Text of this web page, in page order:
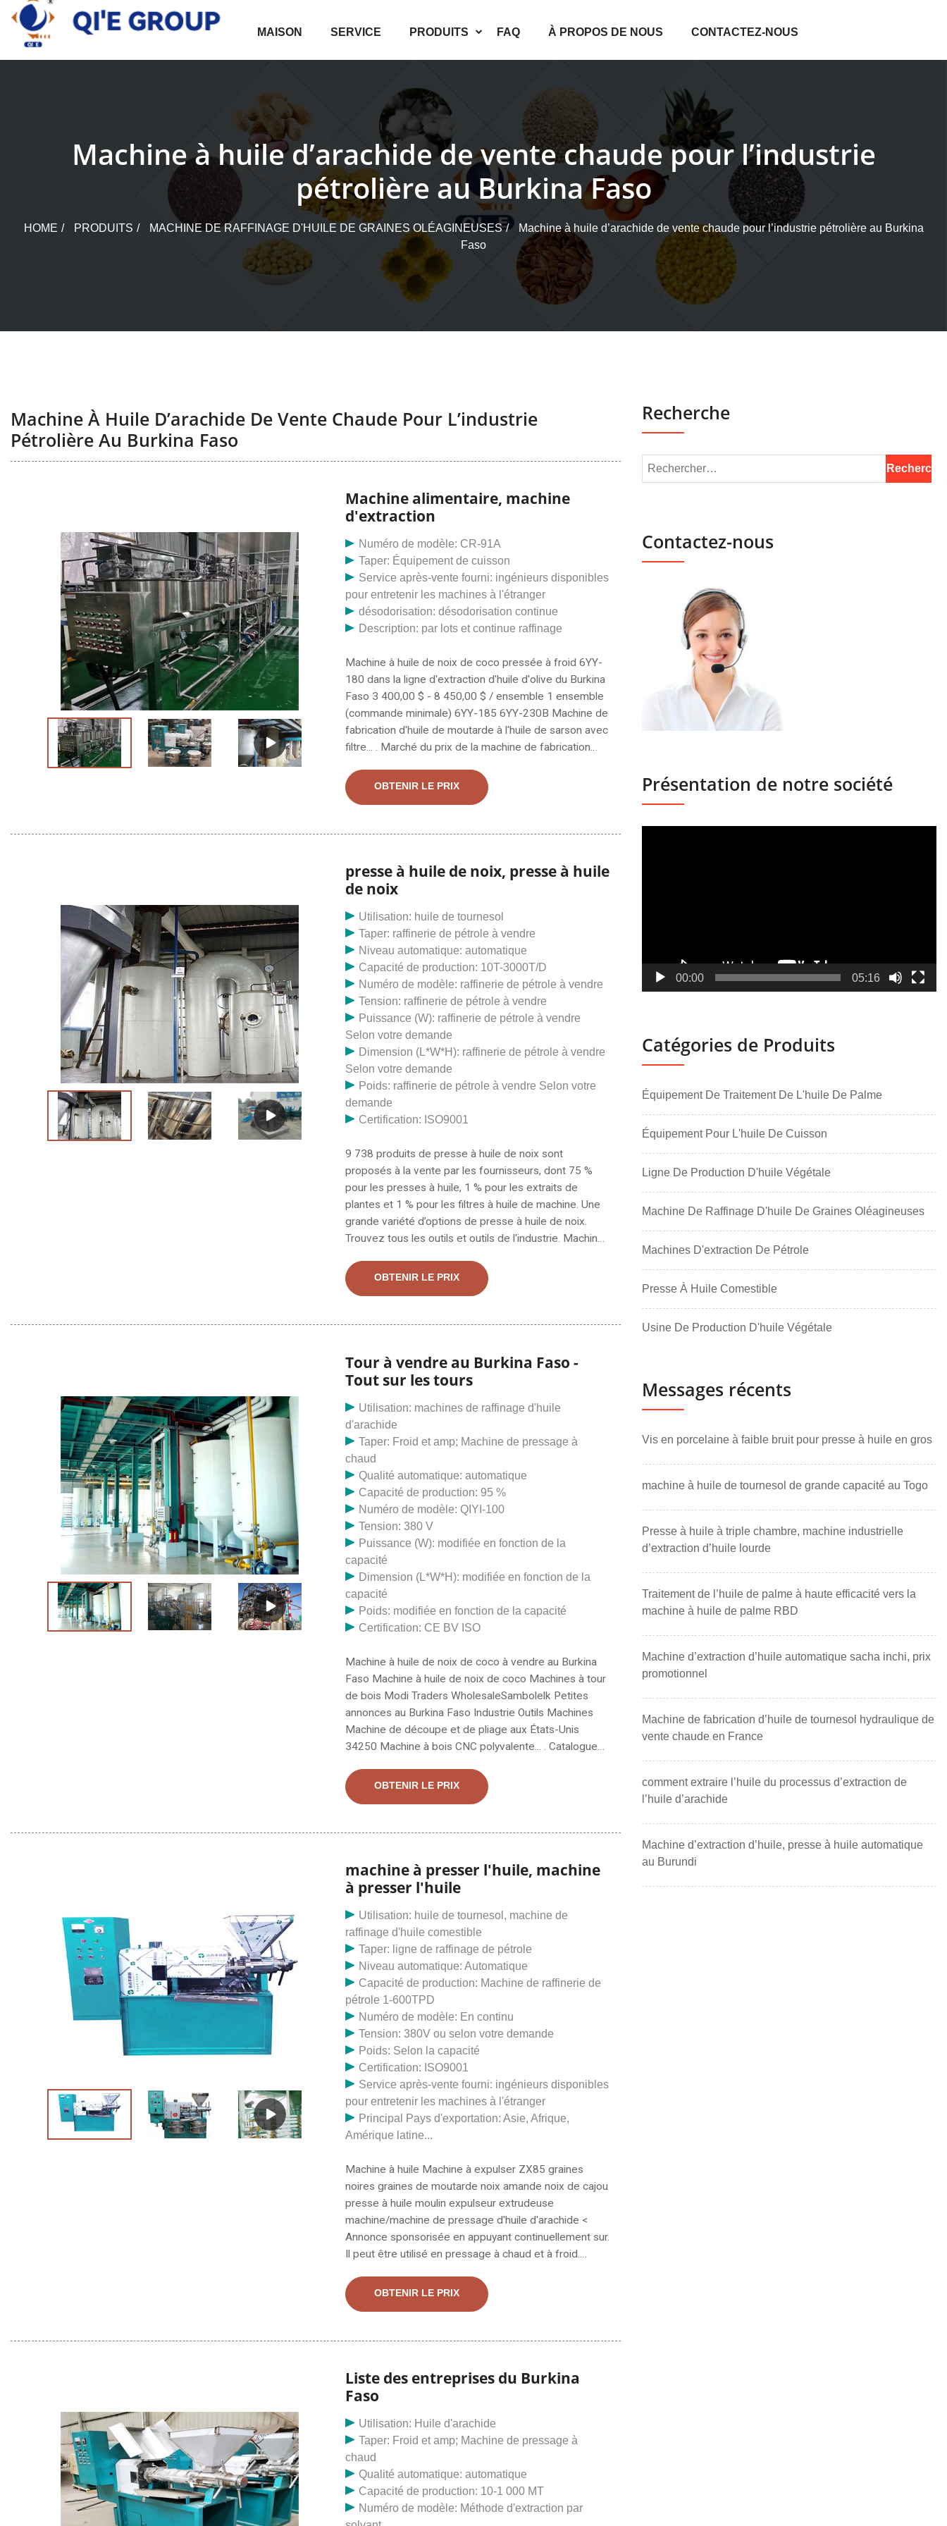
Skip
content
MAISON SERVICE PRODUITS FAQ À PROPOS DE NOUS CONTACTEZ-NOUS
Machine à huile d’arachide de vente chaude pour l’industrie
pétrolière au Burkina Faso
HOME PRODUITS MACHINE DE RAFFINAGE D'HUILE DE GRAINES OLÉAGINEUSES
Machine à huile d’arachide de vente chaude pour l’industrie pétrolière au Burkina
Faso
Machine À Huile D’arachide De Vente Chaude Pour L’industrie
Pétrolière Au Burkina Faso
Machine alimentaire, machine
d'extraction
Numéro de modèle: CR-91A
Taper: Équipement de cuisson
Service après-vente fourni: ingénieurs disponibles
pour entretenir les machines à l'étranger
désodorisation: désodorisation continue
Description: par lots et continue raffinage
Machine à huile de noix de coco pressée à froid 6YY-
180 dans la ligne d'extraction d'huile d'olive du Burkina
Faso 3 400,00 $ - 8 450,00 $ / ensemble 1 ensemble
(commande minimale) 6YY-185 6YY-230B Machine de
fabrication d'huile de moutarde à l'huile de sarson avec
filtre... . Marché du prix de la machine de fabrication
l'exigence fondamentale de l'être humain. Cette petite
machine à huile de cuisson est également un choix
petite échelle. Vous êtes invités à vous renseigner
OBTENIR LE PRIX
presse à huile de noix, presse à huile
de noix
Utilisation: huile de tournesol
Taper: raffinerie de pétrole à vendre
Niveau automatique: automatique
Capacité de production: 10T-3000T/D
Numéro de modèle: raffinerie de pétrole à vendre
Tension: raffinerie de pétrole à vendre
Puissance (W): raffinerie de pétrole à vendre
Selon votre demande
Dimension (L*W*H): raffinerie de pétrole à vendre
Selon votre demande
Poids: raffinerie de pétrole à vendre Selon votre
demande
Certification: ISO9001
9 738 produits de presse à huile de noix sont
proposés à la vente par les fournisseurs, dont 75 %
pour les presses à huile, 1 % pour les extraits de
plantes et 1 % pour les filtres à huile de machine. Une
grande variété d’options de presse à huile de noix.
Trouvez tous les outils et outils de l'industrie. Machines
offres en ligne sur saleme.lk, petites annonces
gratuites Burkina Faso ! voitures d'occasion Burkina
d'occasion à vendre voitures à vendre terrains à
OBTENIR LE PRIX
Tour à vendre au Burkina Faso -
Tout sur les tours
Utilisation: machines de raffinage d'huile
d'arachide
Taper: Froid et amp; Machine de pressage à
chaud
Qualité automatique: automatique
Capacité de production: 95 %
Numéro de modèle: QIYI-100
Tension: 380 V
Puissance (W): modifiée en fonction de la
capacité
Dimension (L*W*H): modifiée en fonction de la
capacité
Poids: modifiée en fonction de la capacité
Certification: CE BV ISO
Machine à huile de noix de coco à vendre au Burkina
Faso Machine à huile de noix de coco Machines à tour
de bois Modi Traders WholesaleSambolelk Petites
annonces au Burkina Faso Industrie Outils Machines
Machine de découpe et de pliage aux États-Unis
34250 Machine à bois CNC polyvalente... . Catalogue
de noix de cajou à économie d'énergie et de presse à
huile de palme, extracteur d'huile de noix de coco en
cuisson d'huile de palme fournie par le fabricant chinois
OBTENIR LE PRIX
machine à presser l'huile, machine
à presser l'huile
Utilisation: huile de tournesol, machine de
raffinage d'huile comestible
Taper: ligne de raffinage de pétrole
Niveau automatique: Automatique
Capacité de production: Machine de raffinerie de
pétrole 1-600TPD
Numéro de modèle: En continu
Tension: 380V ou selon votre demande
Poids: Selon la capacité
Certification: ISO9001
Service après-vente fourni: ingénieurs disponibles
pour entretenir les machines à l'étranger
Principal Pays d'exportation: Asie, Afrique,
Amérique latine...
Machine à huile Machine à expulser ZX85 graines
noires graines de moutarde noix amande noix de cajou
presse à huile moulin expulseur extrudeuse
machine/machine de pressage d'huile d'arachide <
Annonce sponsorisée en appuyant continuellement sur.
Il peut être utilisé en pressage à chaud et à froid.
tracteur agricole à 4 roues en Chine, offrant un tracteur
chinois à roues motrices 4X4 à vendre au Burkina
réservoir de céréales et d'huile, une récolte de blé de
OBTENIR LE PRIX
Liste des entreprises du Burkina
Faso
Utilisation: Huile d'arachide
Taper: Froid et amp; Machine de pressage à
chaud
Qualité automatique: automatique
Capacité de production: 10-1 000 MT
Numéro de modèle: Méthode d'extraction par
Recherche
Contactez-nous
Présentation de notre société
00:00 05:16
Catégories de Produits
Équipement De Traitement De L'huile De Palme
Équipement Pour L'huile De Cuisson
Ligne De Production D'huile Végétale
Machine De Raffinage D'huile De Graines Oléagineuses
Machines D'extraction De Pétrole
Presse À Huile Comestible
Usine De Production D'huile Végétale
Messages récents
Vis en porcelaine à faible bruit pour presse à huile en gros
machine à huile de tournesol de grande capacité au Togo
Presse à huile à triple chambre, machine industrielle
d’extraction d’huile lourde
Traitement de l’huile de palme à haute efficacité vers la
machine à huile de palme RBD
Machine d’extraction d’huile automatique sacha inchi, prix
promotionnel
Machine de fabrication d’huile de tournesol hydraulique de
vente chaude en France
comment extraire l’huile du processus d’extraction de
l’huile d’arachide
Machine d’extraction d’huile, presse à huile automatique
au Burundi